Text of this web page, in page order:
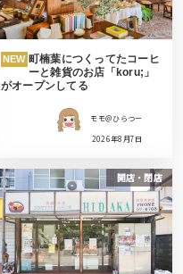
NEW 町楠葉につくってたコーヒ
ーと雑貨のお店「koru;」
がオープンしてる
モモ＠ひらつー
2026年8月7日
開店・閉店